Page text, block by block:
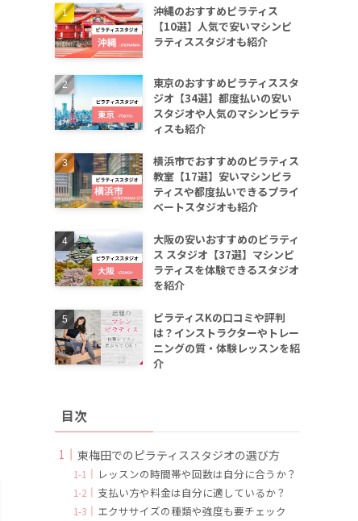
沖縄のおすすめピラティス
【10選】人気で安いマシンピ
ラティススタジオも紹介
東京のおすすめピラティススタ
ジオ【34選】都度払いの安い
スタジオや人気のマシンピラテ
ィスも紹介
横浜市でおすすめのピラティス
教室【17選】安いマシンピラ
ティスや都度払いできるプライ
ベートスタジオも紹介
大阪の安いおすすめのピラティ
ス スタジオ【37選】マシンピ
ラティスを体験できるスタジオ
を紹介
ピラティスKの口コミや評判
は？インストラクターやトレー
ニングの質・体験レッスンを紹
介
目次
東梅田でのピラティススタジオの選び方
レッスンの時間帯や回数は自分に合うか？
支払い方や料金は自分に適しているか？
エクササイズの種類や強度も要チェック